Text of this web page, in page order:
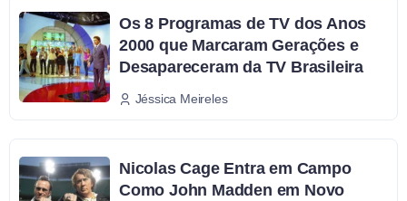
Os 8 Programas de TV dos Anos
2000 que Marcaram Gerações e
Desapareceram da TV Brasileira
Jéssica Meireles
Nicolas Cage Entra em Campo
Como John Madden em Novo